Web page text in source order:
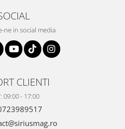
ne in social media
CLIENTI
09:00 - 17:00